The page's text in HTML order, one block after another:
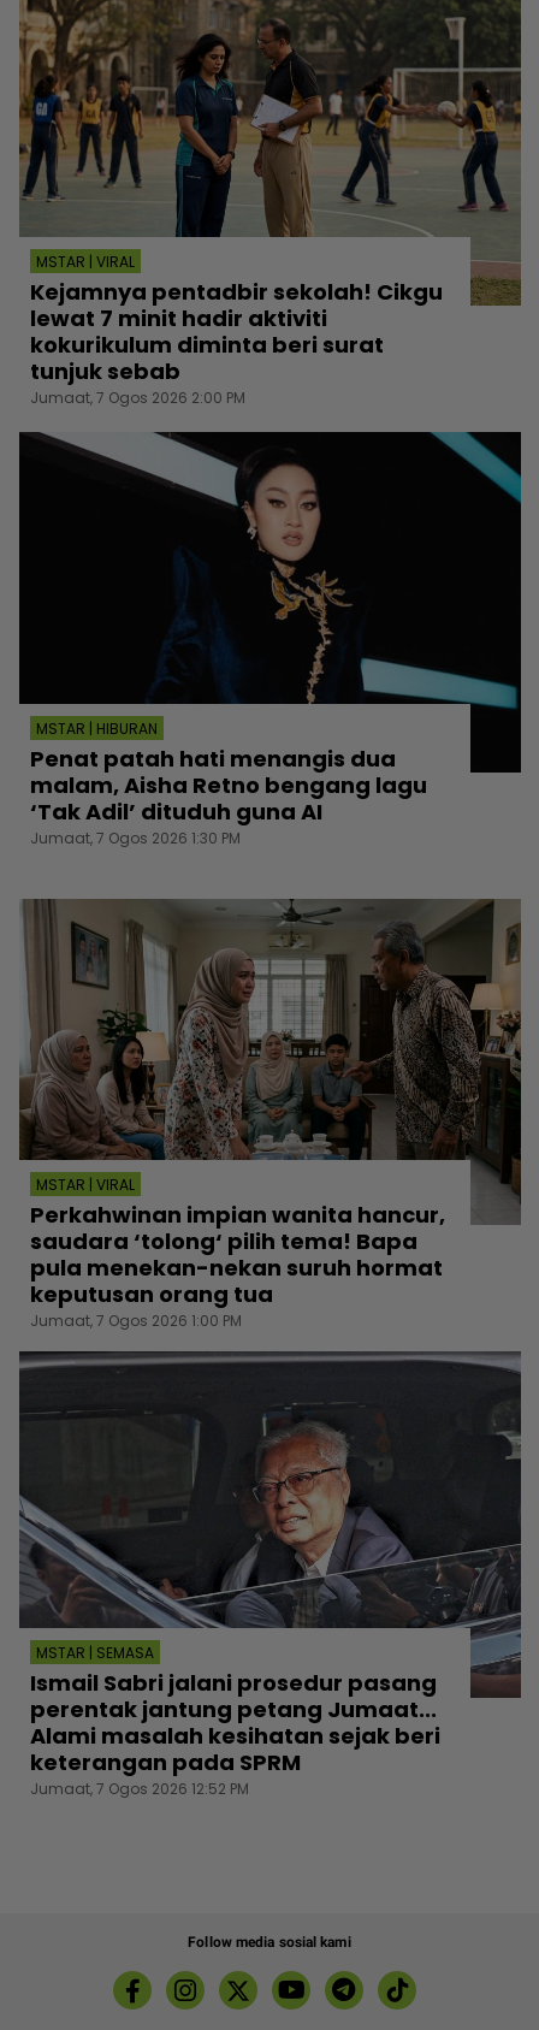
MSTAR | VIRAL
Kejamnya pentadbir sekolah! Cikgu
lewat 7 minit hadir aktiviti
kokurikulum diminta beri surat
tunjuk sebab
Jumaat, 7 Ogos 2026 2:00 PM
MSTAR | HIBURAN
Penat patah hati menangis dua
malam, Aisha Retno bengang lagu
‘Tak Adil’ dituduh guna AI
Jumaat, 7 Ogos 2026 1:30 PM
MSTAR | VIRAL
Perkahwinan impian wanita hancur,
saudara ‘tolong‘ pilih tema! Bapa
pula menekan-nekan suruh hormat
keputusan orang tua
Jumaat, 7 Ogos 2026 1:00 PM
MSTAR | SEMASA
Ismail Sabri jalani prosedur pasang
perentak jantung petang Jumaat...
Alami masalah kesihatan sejak beri
keterangan pada SPRM
Jumaat, 7 Ogos 2026 12:52 PM
Follow media sosial kami